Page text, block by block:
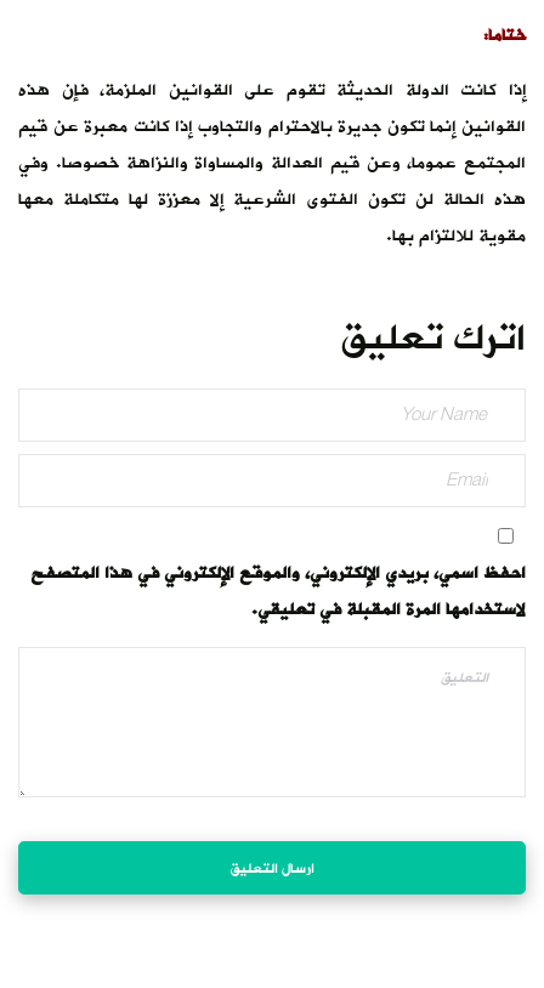
ختاما:
إذا كانت الدولة الحديثة تقوم على القوانين الملزمة، فإن هذه
القوانين إنما تكون جديرة بالاحترام والتجاوب إذا كانت معبرة عن قيم
المجتمع عموما، وعن قيم العدالة والمساواة والنزاهة خصوصا. وفي
هذه الحالة لن تكون الفتوى الشرعية إلا معززة لها متكاملة معها
مقوية للالتزام بها.
اترك تعليق
احفظ اسمي، بريدي الإلكتروني، والموقع الإلكتروني في هذا المتصفح
لاستخدامها المرة المقبلة في تعليقي.